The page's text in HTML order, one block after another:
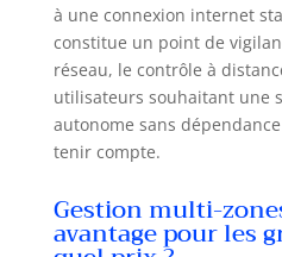
à une connexion internet
constitue un point de
réseau, le contrôle à
utilisateurs souhaitant une
autonome sans
tenir compte.
Gestion multi-
avantage pour les